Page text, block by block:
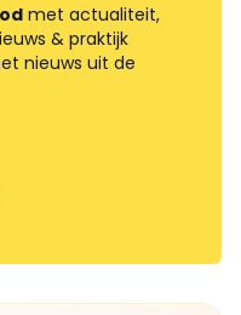
met actualiteit,
& praktijk
nieuws uit de